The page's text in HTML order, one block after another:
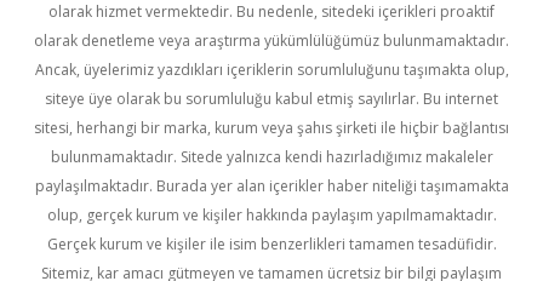
olarak hizmet vermektedir. Bu nedenle, sitedeki içerikleri proaktif
olarak denetleme veya araştırma yükümlülüğümüz bulunmamaktadır.
Ancak, üyelerimiz yazdıkları içeriklerin sorumluluğunu taşımakta olup,
siteye üye olarak bu sorumluluğu kabul etmiş sayılırlar. Bu internet
sitesi, herhangi bir marka, kurum veya şahıs şirketi ile hiçbir bağlantısı
bulunmamaktadır. Sitede yalnızca kendi hazırladığımız makaleler
paylaşılmaktadır. Burada yer alan içerikler haber niteliği taşımamakta
olup, gerçek kurum ve kişiler hakkında paylaşım yapılmamaktadır.
Gerçek kurum ve kişiler ile isim benzerlikleri tamamen tesadüfidir.
Sitemiz, kar amacı gütmeyen ve tamamen ücretsiz bir bilgi paylaşım